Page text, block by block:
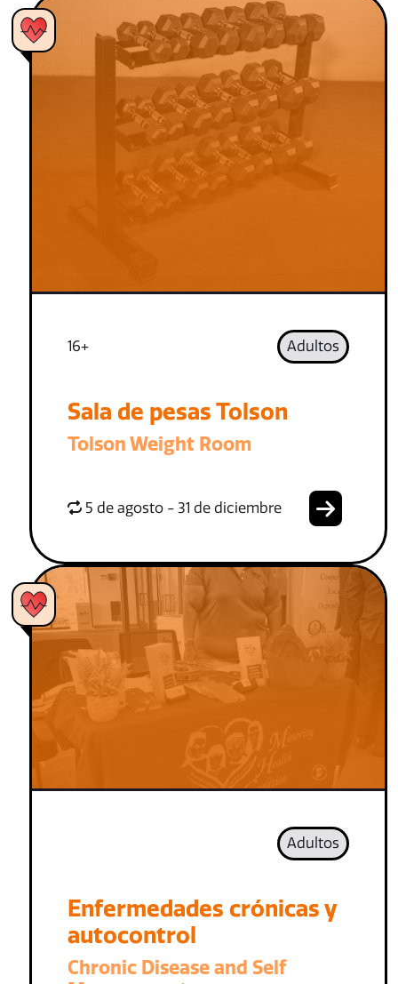
16+ Adultos
Sala de pesas Tolson
Tolson Weight Room
5 de agosto - 31 de diciembre
Adultos
Enfermedades crónicas y
autocontrol
Chronic Disease and Self